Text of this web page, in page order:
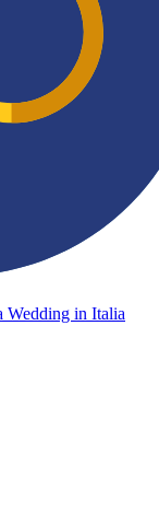
Wedding in Italia